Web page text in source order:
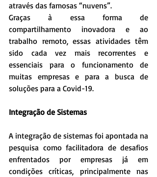
através das famosas “nuvens”.
Graças à essa forma de
compartilhamento inovadora e ao
trabalho remoto, essas atividades têm
sido cada vez mais recorrentes e
essenciais para o funcionamento de
muitas empresas e para a busca de
soluções para a Covid-19.
Integração de Sistemas
A integração de sistemas foi apontada na
pesquisa como facilitadora de desafios
enfrentados por empresas já em
condições críticas, principalmente nas